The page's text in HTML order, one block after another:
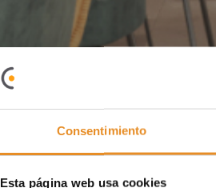
Consentimiento
Esta página web usa cookies